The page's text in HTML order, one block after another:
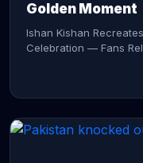
Golden Moment
Ishan Kishan
Celebration — Fans